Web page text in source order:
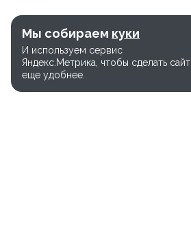
Мы собираем куки
И используем сервис
Яндекс.Метрика, чтобы сделать сайт
еще удобнее.